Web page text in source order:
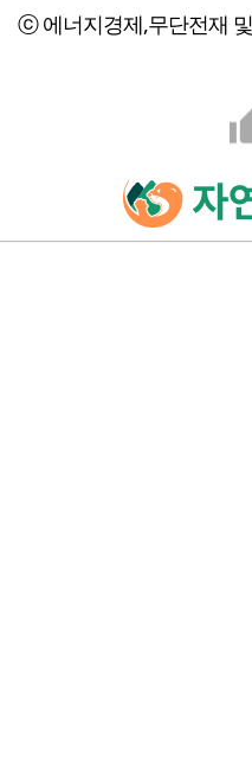
ⓒ 에너지경제,무단전재